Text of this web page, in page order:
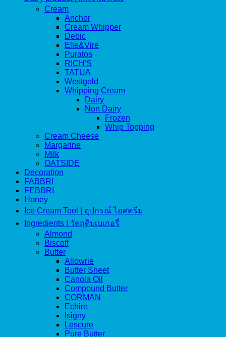
Cream
Anchor
Cream Whipper
Debic
Elle&Vire
Puratos
RICH'S
TATUA
Westgold
Whipping Cream
Dairy
Non Dairy
Frozen
Whip Topping
Cream Cheese
Margarine
Milk
OATSIDE
Decoration
FABBRI
FEBBRI
Honey
Ice Cream Tool | อุปกรณ์ ไอศครีม
Ingredients | วัตถุดิบเบเกอรี่
Almond
Biscoff
Butter
Allowrie
Butter Sheet
Canola Oil
Compound Butter
CORMAN
Echire
Isigny
Lescure
Pure Butter